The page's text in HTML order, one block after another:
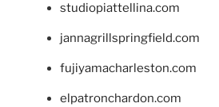
studiopiattellina.com
jannagrillspringfield.com
fujiyamacharleston.com
elpatronchardon.com